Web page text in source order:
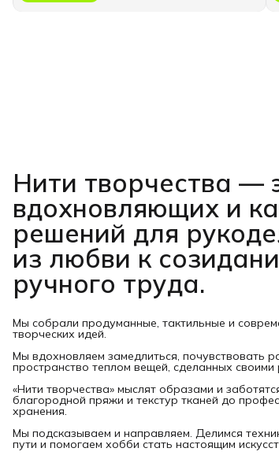
Нити творчества —
вдохновляющих и
решений для
из любви к
ручного труда.
Мы собрали продуманные, тактильные и
творческих идей.
Мы вдохновляем замедлиться, почувствовать
пространство теплом вещей, сделанных своими
«Нити творчества» мыслят образами и
благородной пряжи и текстур тканей до
хранения.
Мы подсказываем и направляем. Делимся
пути и помогаем хобби стать настоящим